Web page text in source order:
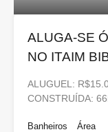
ALUGA-SE
NO ITAIM
ALUGUEL:
CONSTRUÍDA:
Banheiros
Área